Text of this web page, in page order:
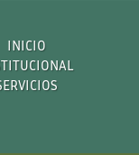
INICIO